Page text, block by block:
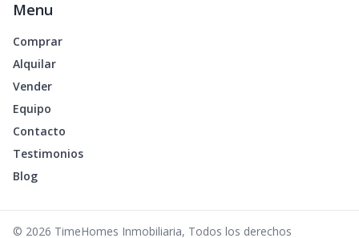
Menu
Comprar
Alquilar
Vender
Equipo
Contacto
Testimonios
Blog
© 2026 TimeHomes Inmobiliaria, Todos los derechos